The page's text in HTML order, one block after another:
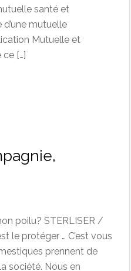
santé et
d’une mutuelle
Mutuelle et
[…]
poilu? STERLISER /
le protéger … C’est vous
prennent de
société. Nous en